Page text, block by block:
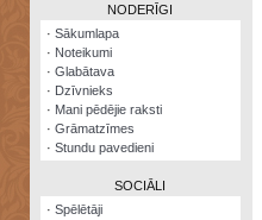
Visatcera
almanahs
Arhīvs
NODERĪGI
·Sākumlapa
· Noteikumi
·Glabātava
· Dzīvnieks
· Mani pēdējie raksti
·Grāmatzīmes
·Stundu pavedieni
SOCIĀLI
·Spēlētāji